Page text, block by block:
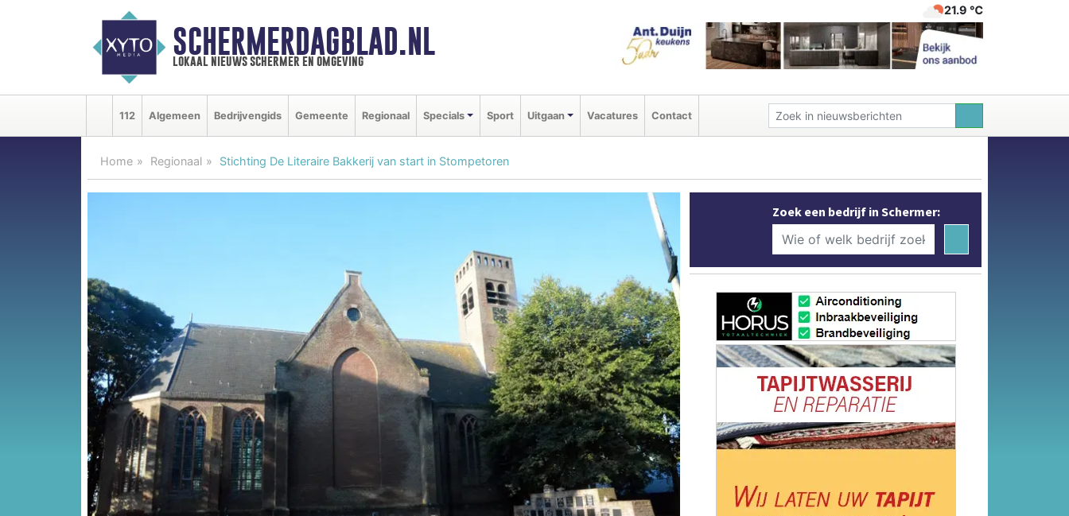
SCHERMERDAGBLAD.NL
lokaal nieuws schermer en omgeving
21.9 ℃
112 Algemeen Bedrijvengids Gemeente Regionaal Specials Sport Uitgaan Vacatures Contact
Home Regionaal Stichting De Literaire Bakkerij van start in Stompetoren
Zoek een bedrijf in Schermer: